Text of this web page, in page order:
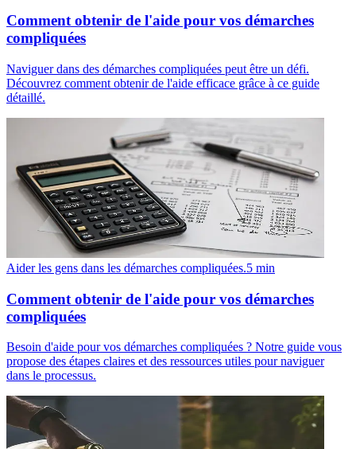
Comment obtenir de l'aide pour vos démarches
compliquées
Naviguer dans des démarches compliquées peut être un défi.
Découvrez comment obtenir de l'aide efficace grâce à ce guide
détaillé.
Aider les gens dans les démarches compliquées.5 min
Comment obtenir de l'aide pour vos démarches
compliquées
Besoin d'aide pour vos démarches compliquées ? Notre guide vous
propose des étapes claires et des ressources utiles pour naviguer
dans le processus.